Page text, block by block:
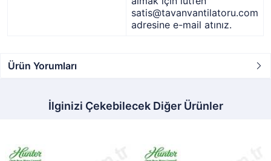
satis@tavanvantilatoru.com
adresine e-mail atınız.
Ürün Yorumları
İlginizi Çekebilecek Diğer Ürünler